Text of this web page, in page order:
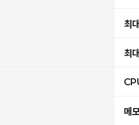
최
최
메